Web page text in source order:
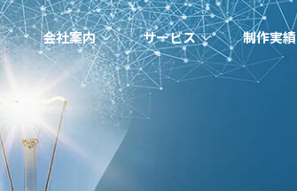
会社案内 サービス 制作実績